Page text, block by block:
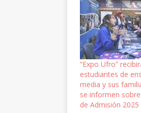
“Expo Ufro”
estudiantes de
media y sus
se informen
de Admisión 2025